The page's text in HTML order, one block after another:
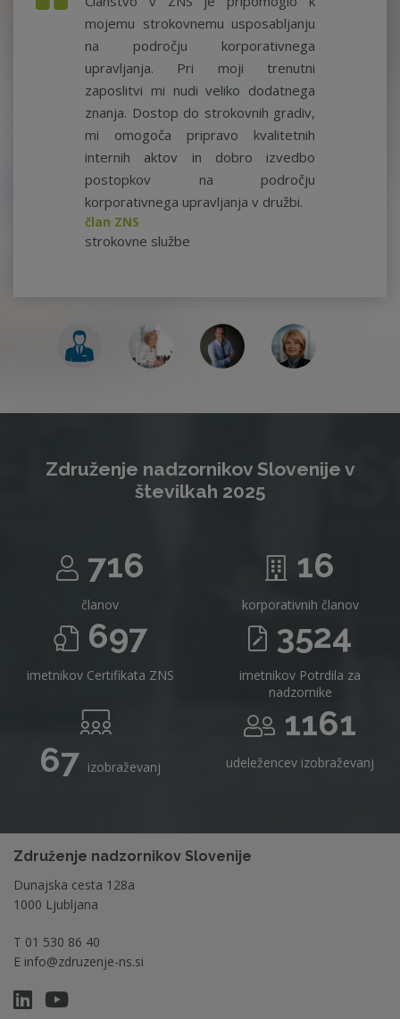
mojemu strokovnemu usposabljanju
na področju korporativnega
upravljanja. Pri moji trenutni
zaposlitvi mi nudi veliko dodatnega
znanja. Dostop do strokovnih gradiv,
mi omogoča pripravo kvalitetnih
internih aktov in dobro izvedbo
postopkov na področju
korporativnega upravljanja v družbi.
član ZNS
strokovne službe
Združenje nadzornikov Slovenije v
številkah 2025
716
članov
16
korporativnih članov
697
imetnikov Certifikata ZNS
3524
imetnikov Potrdila za
nadzornike
67 izobraževanj
1161
udeležencev izobraževanj
Združenje nadzornikov Slovenije
Dunajska cesta 128a
1000 Ljubljana
T 01 530 86 40
E info@zdruzenje-ns.si